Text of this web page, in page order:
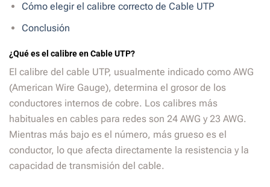
Cómo elegir el calibre correcto de Cable UTP
Conclusión
¿Qué es el calibre en Cable UTP?
El calibre del cable UTP, usualmente indicado como AWG
(American Wire Gauge), determina el grosor de los
conductores internos de cobre. Los calibres más
habituales en cables para redes son 24 AWG y 23 AWG.
Mientras más bajo es el número, más grueso es el
conductor, lo que afecta directamente la resistencia y la
capacidad de transmisión del cable.